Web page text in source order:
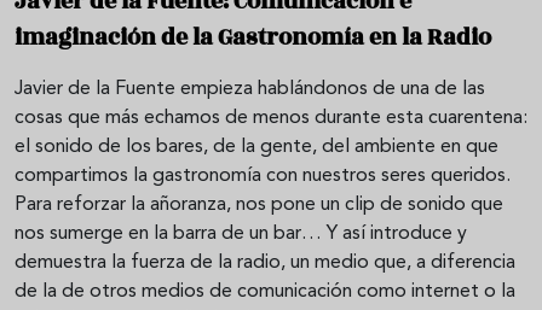
imaginación de la Gastronomía en la Radio
Javier de la Fuente empieza hablándonos de una de las
cosas que más echamos de menos durante esta cuarentena:
el sonido de los bares, de la gente, del ambiente en que
compartimos la gastronomía con nuestros seres queridos.
Para reforzar la añoranza, nos pone un clip de sonido que
nos sumerge en la barra de un bar… Y así introduce y
demuestra la fuerza de la radio, un medio que, a diferencia
de la de otros medios de comunicación como internet o la